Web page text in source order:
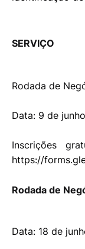
SERVIÇO
Rodada de
Data: 9 de
Inscrições
https://
Rodada de
Data: 18 de